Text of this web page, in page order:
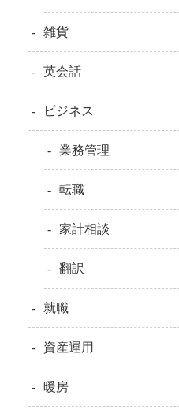
雑貨
英会話
ビジネス
業務管理
転職
家計相談
翻訳
就職
資産運用
暖房